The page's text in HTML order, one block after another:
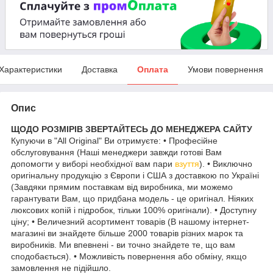
Доставка Оплата Умови повернення
Опис
ЩОДО РОЗМІРІВ ЗВЕРТАЙТЕСЬ ДО МЕНЕДЖЕРА САЙТУ
Купуючи в "All Original" Ви отримуєте: • Професійне
обслуговування (Наші менеджери завжди готові Вам
допомогти у виборі необхідної вам пари взуття). • Виключно
оригінальну продукцію з Європи і США з доставкою по Україні
(Завдяки прямим поставкам від виробника, ми можемо
гарантувати Вам, що придбана модель - це оригінал. Ніяких
люксових копій і підробок, тільки 100% оригінали). • Доступну
ціну; • Величезний асортимент товарів (В нашому інтернет-
магазині ви знайдете більше 2000 товарів різних марок та
виробників. Ми впевнені - ви точно знайдете те, що вам
сподобається). • Можливість повернення або обміну, якщо
замовлення не підійшло.